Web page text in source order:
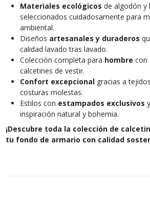
Materiales ecológicos de algodón y
seleccionados cuidadosamente para
ambiental.
Diseños artesanales y duraderos
calidad lavado tras lavado.
Colección completa para hombre con
calcetines de vestir.
Confort excepcionalgracias a
costuras molestas.
Estilos con estampados exclusivos
inspiración natural y bohemia.
¡Descubre toda la colección de
tu fondo de armario con calidad